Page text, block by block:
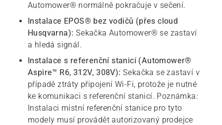
Automower® normálně pokračuje v sečení.
Instalace EPOS® bez vodičů (přes cloud
Husqvarna): Sekačka Automower® se zastaví
a hledá signál.
Instalace s referenční stanicí (Automower®
Aspire™ R6, 312V, 308V): Sekačka se zastaví v
případě ztráty připojení Wi-Fi, protože je nutné
ke komunikaci s referenční stanicí. Poznámka:
Instalaci místní referenční stanice pro tyto
modely musí provádět autorizovaný prodejce